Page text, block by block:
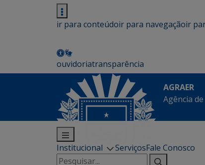
ir para conteúdoir para navegaçãoir
ouvidoriatransparência
AGRAER
Agência
Institucional ServiçosFale Conosco
Pesquisar